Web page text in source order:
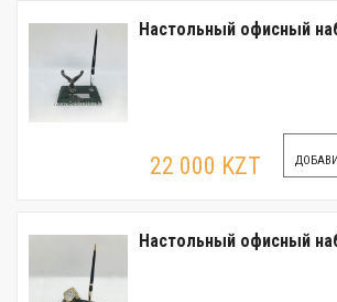
Настольный офисный
22 000 KZT
Настольный офисный